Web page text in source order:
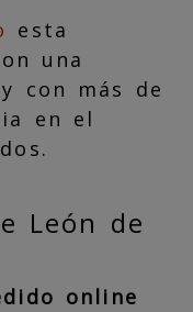
esta
una
con más de
en el
León de
online